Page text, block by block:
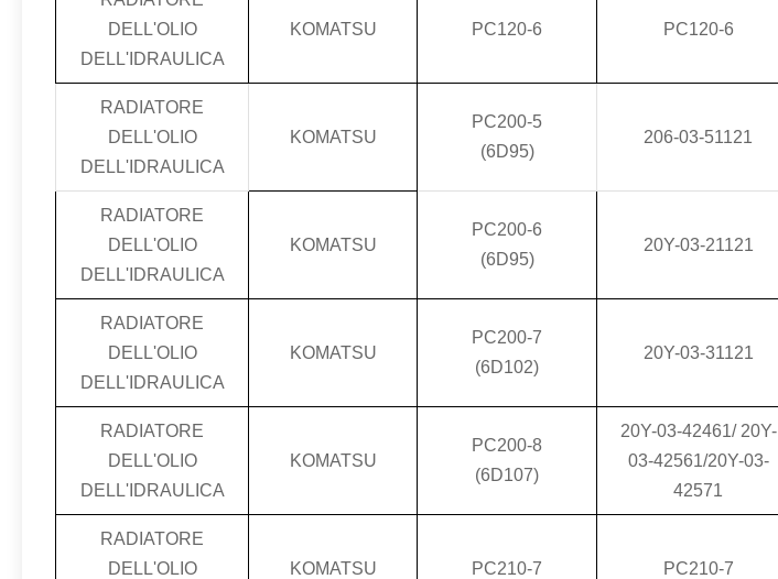
DELL'OLIO
DELL'IDRAULICA
KOMATSU PC120-6 PC120-6
RADIATORE
DELL'OLIO
DELL'IDRAULICA
KOMATSU
PC200-5
(6D95)
206-03-51121
RADIATORE
DELL'OLIO
DELL'IDRAULICA
KOMATSU
PC200-6
(6D95)
20Y-03-21121
RADIATORE
DELL'OLIO
DELL'IDRAULICA
KOMATSU
PC200-7
(6D102)
20Y-03-31121
RADIATORE
DELL'OLIO
DELL'IDRAULICA
KOMATSU
PC200-8
(6D107)
20Y-03-42461/ 20Y-
03-42561/20Y-03-
42571
RADIATORE
DELL'OLIO
KOMATSU PC210-7 PC210-7